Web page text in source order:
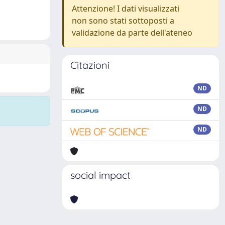
Attenzione! I dati visualizzati
non sono stati sottoposti a
validazione da parte dell'ateneo
Citazioni
ND
ND
ND
social impact